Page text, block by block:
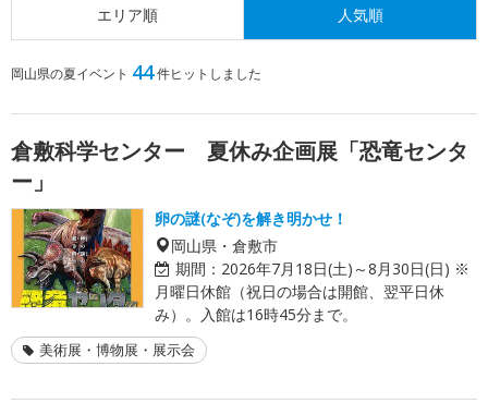
エリア順 人気順
岡山県の夏イベント 44件ヒットしました
倉敷科学センター 夏休み企画展「恐竜センタ
ー」
卵の謎(なぞ)を解き明かせ！
岡山県・倉敷市
期間： 2026年7月18日(土)～8月30日(日) ※
月曜日休館（祝日の場合は開館、翌平日休
み）。入館は16時45分まで。
美術展・博物展・展示会